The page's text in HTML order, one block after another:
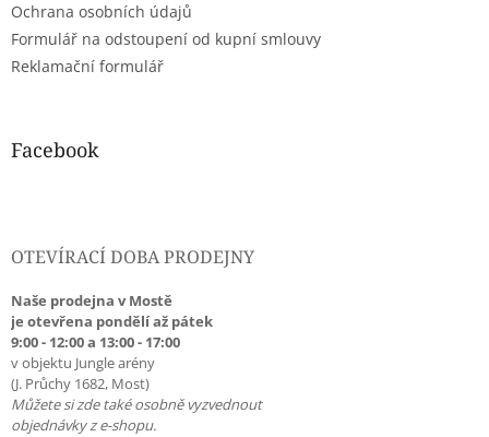
Ochrana osobních údajů
Formulář na odstoupení od kupní smlouvy
Reklamační formulář
Facebook
OTEVÍRACÍ DOBA PRODEJNY
Naše prodejna v Mostě
je otevřena pondělí až pátek
9:00 - 12:00 a 13:00 - 17:00
v objektu Jungle arény
(J. Průchy 1682, Most)
Můžete si zde také osobně vyzvednout
objednávky z e-shopu.